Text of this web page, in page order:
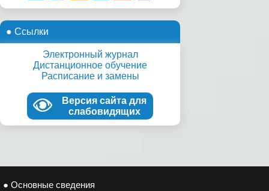
● Ссылки
Электронный журнал
Дистанционное обучение
Расписание и замены
Версия сайта для
слабовидящих
● Основные сведения